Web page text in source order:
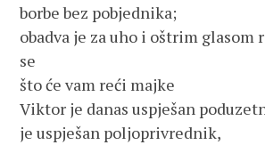
borbe bez pobjednika;
obadva je za uho i oštrim glasom
se
što će vam reći majke
Viktor je danas uspješan
je uspješan poljoprivrednik,